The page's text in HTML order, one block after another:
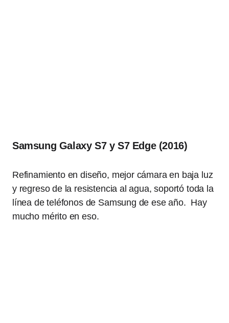
Samsung Galaxy S7 y S7 Edge (2016)
Refinamiento en diseño, mejor cámara en baja luz
y regreso de la resistencia al agua, soportó toda la
línea de teléfonos de Samsung de ese año. Hay
mucho mérito en eso.